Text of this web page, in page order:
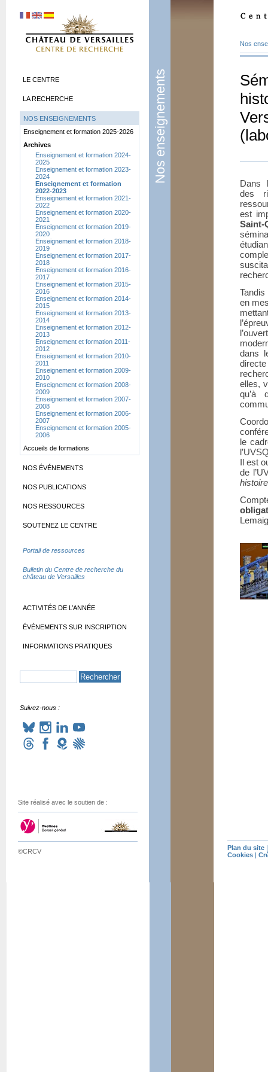
Nos enseignements
Nos
Dans
des
est
Saint-
en
dans
elles,
qu’à
le
Il est
de
histoire
LE CENTRE
LA RECHERCHE
NOS ENSEIGNEMENTS
Enseignement et formation 2025-2026
Archives
Enseignement et formation 2024-
2025
Enseignement et formation 2023-
2024
Enseignement et formation
2022-2023
Enseignement et formation 2021-
2022
Enseignement et formation 2020-
2021
Enseignement et formation 2019-
2020
Enseignement et formation 2018-
2019
Enseignement et formation 2017-
2018
Enseignement et formation 2016-
2017
Enseignement et formation 2015-
2016
Enseignement et formation 2014-
2015
Enseignement et formation 2013-
2014
Enseignement et formation 2012-
2013
Enseignement et formation 2011-
2012
Enseignement et formation 2010-
2011
Enseignement et formation 2009-
2010
Enseignement et formation 2008-
2009
Enseignement et formation 2007-
2008
Enseignement et formation 2006-
2007
Enseignement et formation 2005-
2006
Accueils de formations
NOS ÉVÉNEMENTS
NOS PUBLICATIONS
NOS RESSOURCES
SOUTENEZ LE CENTRE
Portail de ressources
Bulletin du Centre de recherche du
château de Versailles
ACTIVITÉS DE L’ANNÉE
ÉVÉNEMENTS SUR INSCRIPTION
INFORMATIONS PRATIQUES
Suivez-nous :
Site réalisé avec le soutien de :
©CRCV Plan du site
Cookies |